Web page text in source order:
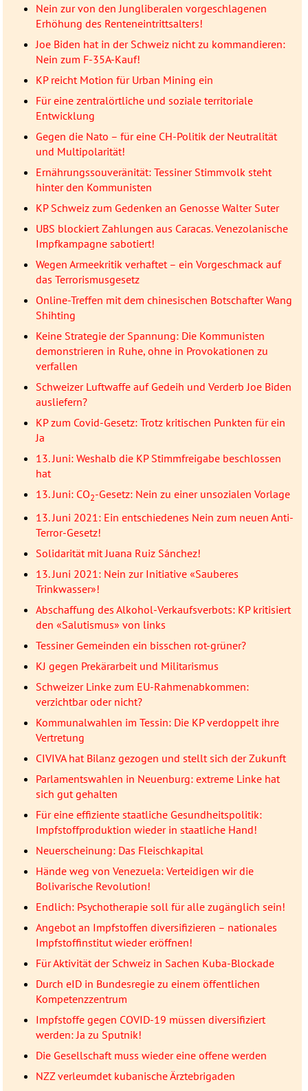
Nein zur von den Jungliberalen vorgeschlagenen
Erhöhung des Renteneintrittsalters!
Joe Biden hat in der Schweiz nicht zu kommandieren:
Nein zum F-35A-Kauf!
KP reicht Motion für Urban Mining ein
Für eine zentralörtliche und soziale territoriale
Entwicklung
Gegen die Nato – für eine CH-Politik der Neutralität
und Multipolarität!
Ernährungssouveränität: Tessiner Stimmvolk steht
hinter den Kommunisten
KP Schweiz zum Gedenken an Genosse Walter Suter
UBS blockiert Zahlungen aus Caracas. Venezolanische
Impfkampagne sabotiert!
Wegen Armeekritik verhaftet – ein Vorgeschmack auf
das Terrorismusgesetz
Online-Treffen mit dem chinesischen Botschafter Wang
Shihting
Keine Strategie der Spannung: Die Kommunisten
demonstrieren in Ruhe, ohne in Provokationen zu
verfallen
Schweizer Luftwaffe auf Gedeih und Verderb Joe Biden
ausliefern?
KP zum Covid-Gesetz: Trotz kritischen Punkten für ein
Ja
13. Juni: Weshalb die KP Stimmfreigabe beschlossen
hat
13. Juni: CO2-Gesetz: Nein zu einer unsozialen Vorlage
13. Juni 2021: Ein entschiedenes Nein zum neuen Anti-
Terror-Gesetz!
Solidarität mit Juana Ruiz Sánchez!
13. Juni 2021: Nein zur Initiative «Sauberes
Trinkwasser»!
Abschaffung des Alkohol-Verkaufsverbots: KP kritisiert
den «Salutismus» von links
Tessiner Gemeinden ein bisschen rot-grüner?
KJ gegen Prekärarbeit und Militarismus
Schweizer Linke zum EU-Rahmenabkommen:
verzichtbar oder nicht?
Kommunalwahlen im Tessin: Die KP verdoppelt ihre
Vertretung
CIVIVA hat Bilanz gezogen und stellt sich der Zukunft
Parlamentswahlen in Neuenburg: extreme Linke hat
sich gut gehalten
Für eine effiziente staatliche Gesundheitspolitik:
Impfstoffproduktion wieder in staatliche Hand!
Neuerscheinung: Das Fleischkapital
Hände weg von Venezuela: Verteidigen wir die
Bolivarische Revolution!
Endlich: Psychotherapie soll für alle zugänglich sein!
Angebot an Impfstoffen diversifizieren – nationales
Impfstoffinstitut wieder eröffnen!
Für Aktivität der Schweiz in Sachen Kuba-Blockade
Durch eID in Bundesregie zu einem öffentlichen
Kompetenzzentrum
Impfstoffe gegen COVID-19 müssen diversifiziert
werden: Ja zu Sputnik!
Die Gesellschaft muss wieder eine offene werden
NZZ verleumdet kubanische Ärztebrigaden